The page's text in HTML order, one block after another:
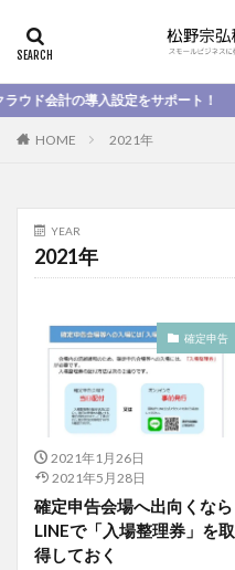
会計の導入設定をサポート！
HOME 2021年
YEAR
2021年
確定申告
2021年1月26日
2021年5月28日
確定申告会場へ出向くなら
LINEで「入場整理券」を取
得しておく